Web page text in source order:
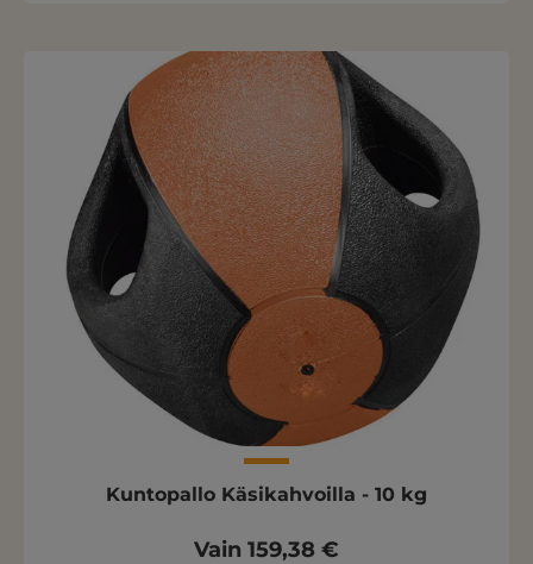
Kuntopallo Käsikahvoilla - 10 kg
Vain 159,38 €